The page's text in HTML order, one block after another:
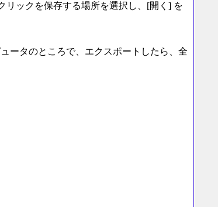
リックを保存する場所を選択し、[開く] を
ータのところで、エクスポートしたら、全